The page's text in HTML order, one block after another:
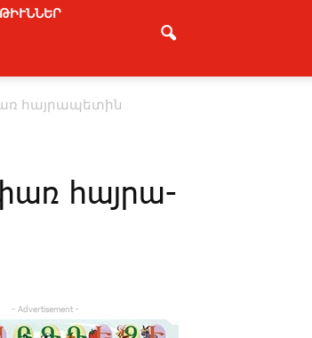
հայ­րա­պե­տին
հայ­րա­
- Advertisement -